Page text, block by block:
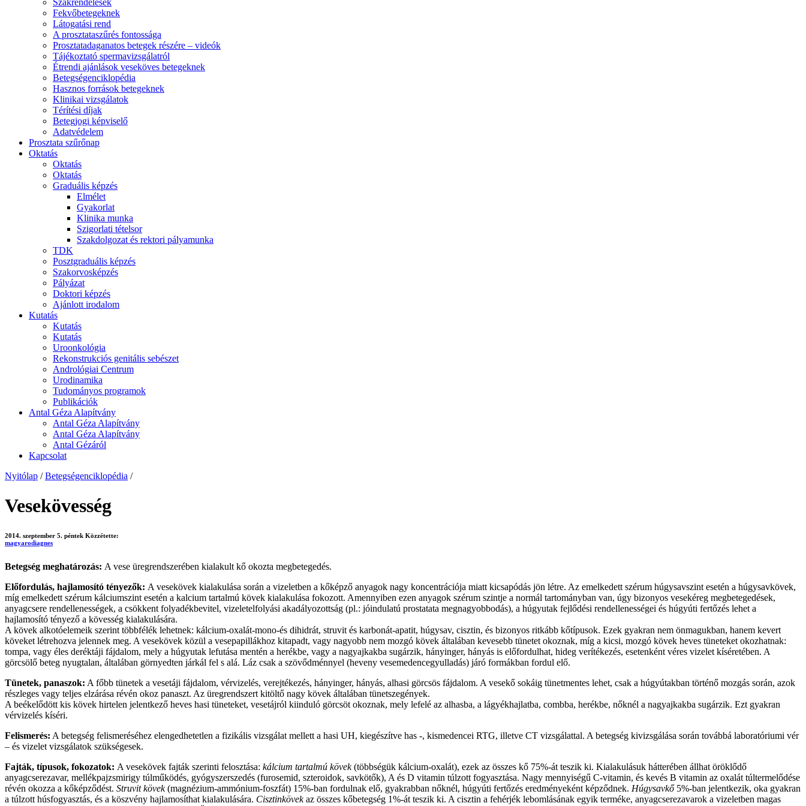
Szakrendelések
Fekvőbetegeknek
Látogatási rend
A prosztataszűrés fontossága
Prosztatadaganatos betegek részére – videók
Tájékoztató spermavizsgálatról
Étrendi ajánlások veseköves betegeknek
Betegségenciklopédia
Hasznos források betegeknek
Klinikai vizsgálatok
Térítési díjak
Betegjogi képviselő
Adatvédelem
Prosztata szűrőnap
Oktatás
Oktatás
Oktatás
Graduális képzés
Elmélet
Gyakorlat
Klinika munka
Szigorlati tételsor
Szakdolgozat és rektori pályamunka
TDK
Posztgraduális képzés
Szakorvosképzés
Pályázat
Doktori képzés
Ajánlott irodalom
Kutatás
Kutatás
Kutatás
Uroonkológia
Rekonstrukciós genitális sebészet
Andrológiai Centrum
Urodinamika
Tudományos programok
Publikációk
Antal Géza Alapítvány
Antal Géza Alapítvány
Antal Géza Alapítvány
Antal Gézáról
Kapcsolat
Nyitólap / Betegségenciklopédia /
Vesekövesség
2014. szeptember 5. péntek Közzétette:
magyarodiagnes
Betegség meghatározás: A vese üregrendszerében kialakult kő okozta megbetegedés.
Előfordulás, hajlamosító tényezők: A vesekövek kialakulása során a vizeletben a kőképző anyagok nagy koncentrációja miatt kicsapódás jön létre. Az emelkedett szérum húgysavszint esetén a húgysavkövek,
míg emelkedett szérum kálciumszint esetén a kalcium tartalmú kövek kialakulása fokozott. Amennyiben ezen anyagok szérum szintje a normál tartományban van, úgy bizonyos vesekéreg megbetegedések,
anyagcsere rendellenességek, a csökkent folyadékbevitel, vizeletelfolyási akadályozottság (pl.: jóindulatú prostatata megnagyobbodás), a húgyutak fejlődési rendellenességei és húgyúti fertőzés lehet a
hajlamosító tényező a kövesség kialakulására.
A kövek alkotóelemeik szerint többfélék lehetnek: kálcium-oxalát-mono-és dihidrát, struvit és karbonát-apatit, húgysav, cisztin, és bizonyos ritkább kőtípusok. Ezek gyakran nem önmagukban, hanem kevert
köveket létrehozva jelennek meg. A vesekövek közül a vesepapillákhoz kitapadt, vagy nagyobb nem mozgó kövek általában kevesebb tünetet okoznak, míg a kicsi, mozgó kövek heves tüneteket okozhatnak:
tompa, vagy éles deréktáji fájdalom, mely a húgyutak lefutása mentén a herékbe, vagy a nagyajkakba sugárzik, hányinger, hányás is előfordulhat, hideg verítékezés, esetenként véres vizelet kíséretében. A
görcsölő beteg nyugtalan, általában görnyedten járkál fel s alá. Láz csak a szövődménnyel (heveny vesemedencegyulladás) járó formákban fordul elő.
Tünetek, panaszok: A főbb tünetek a vesetáji fájdalom, vérvizelés, verejtékezés, hányinger, hányás, alhasi görcsös fájdalom. A vesekő sokáig tünetmentes lehet, csak a húgyútakban történő mozgás során, azok
részleges vagy teljes elzárása révén okoz panaszt. Az üregrendszert kitöltő nagy kövek általában tünetszegények.
A beékelődött kis kövek hirtelen jelentkező heves hasi tüneteket, vesetájról kiinduló görcsöt okoznak, mely lefelé az alhasba, a lágyékhajlatba, combba, herékbe, nőknél a nagyajkakba sugárzik. Ezt gyakran
vérvizelés kíséri.
Felismerés: A betegség felismeréséhez elengedhetetlen a fizikális vizsgálat mellett a hasi UH, kiegészítve has -, kismedencei RTG, illetve CT vizsgálattal. A betegség kivizsgálása során továbbá laboratóriumi vér
– és vizelet vizsgálatok szükségesek.
Fajták, típusok, fokozatok: A vesekövek fajták szerinti felosztása: kálcium tartalmú kövek(többségük kálcium-oxalát), ezek az összes kő 75%-át teszik ki. Kialakulásuk hátterében állhat öröklődő
anyagcserezavar, mellékpajzsmirigy túlműködés, gyógyszerszedés (furosemid, szteroidok, savkötők), A és D vitamin túlzott fogyasztása. Nagy mennyiségű C-vitamin, és kevés B vitamin az oxalát túltermelődése
révén okozza a kőképződést. Struvit kövek(magnézium-ammónium-foszfát) 15%-ban fordulnak elő, gyakrabban nőknél, húgyúti fertőzés eredményeként képződnek. Húgysavkő5%-ban jelentkezik, oka gyakran
a túlzott húsfogyasztás, és a köszvény hajlamosíthat kialakulására. Cisztinkövekaz összes kőbetegség 1%-át teszik ki. A cisztin a fehérjék lebomlásának egyik terméke, anyagcserezavarok a vizeletben magas